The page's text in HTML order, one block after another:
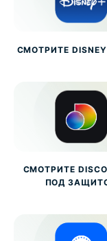
СМОТРИТЕ
СМОТРИТЕ
ПОД